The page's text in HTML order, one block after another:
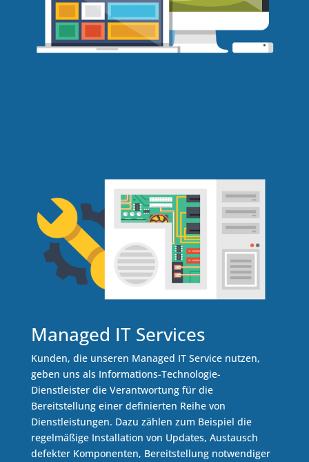
Managed IT Services
Kunden, die unseren Managed IT Service nutzen,
geben uns als Informations-Technologie-
Dienstleister die Verantwortung für die
Bereitstellung einer definierten Reihe von
Dienstleistungen. Dazu zählen zum Beispiel die
regelmäßige Installation von Updates, Austausch
defekter Komponenten, Bereitstellung notwendiger